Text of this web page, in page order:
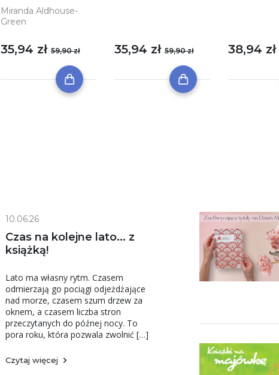
Miranda Aldhouse-
Green
35,94 zł 59,90 zł 35,94 zł 59,90 zł 38,94 zł
10.06.26
Czas na kolejne lato... z
książką!
Lato ma własny rytm. Czasem
odmierzają go pociągi odjeżdżające
nad morze, czasem szum drzew za
oknem, a czasem liczba stron
przeczytanych do późnej nocy. To
pora roku, która pozwala zwolnić […]
Czytaj więcej